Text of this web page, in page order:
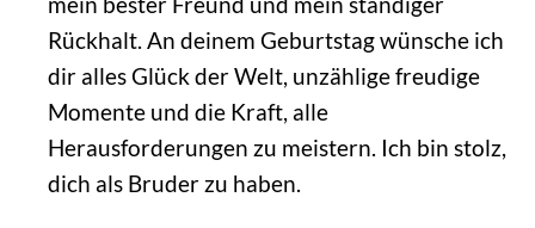
Rückhalt. An deinem Geburtstag wünsche ich
dir alles Glück der Welt, unzählige freudige
Momente und die Kraft, alle
Herausforderungen zu meistern. Ich bin stolz,
dich als Bruder zu haben.